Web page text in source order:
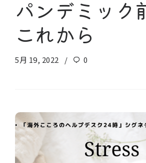
パンデミック
これから
5月 19, 2022 0